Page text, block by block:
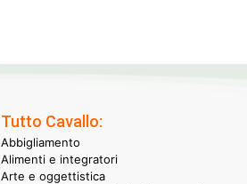
Tutto Cavallo:
Abbigliamento
Alimenti e integratori
Arte e oggettistica